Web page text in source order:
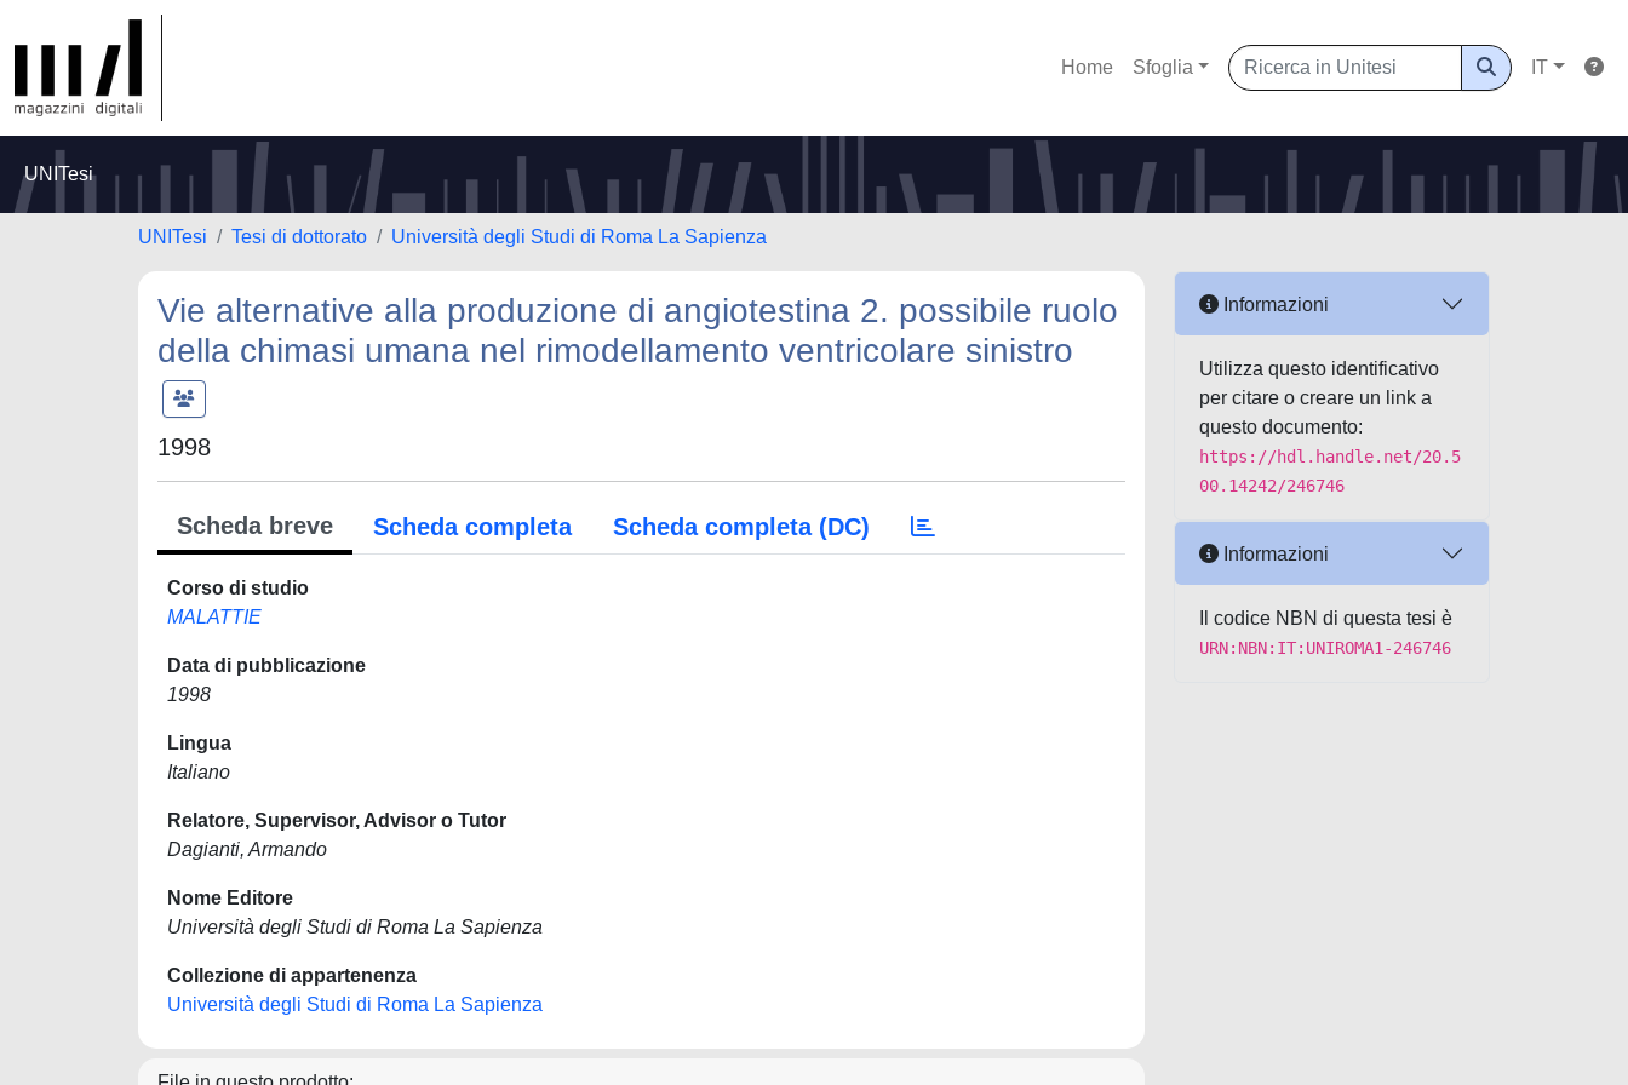
Home Sfoglia IT
UNITesi
UNITesi Tesi di dottorato Università degli Studi di Roma La Sapienza
Vie alternative alla produzione di angiotestina 2. possibile ruolo
della chimasi umana nel rimodellamento ventricolare sinistro
1998
Scheda breve Scheda completa Scheda completa (DC)
Corso di studio
MALATTIE
Data di pubblicazione
1998
Lingua
Italiano
Relatore, Supervisor, Advisor o Tutor
Dagianti, Armando
Nome Editore
Università degli Studi di Roma La Sapienza
Collezione di appartenenza
Università degli Studi di Roma La Sapienza
Informazioni
Utilizza questo identificativo
per citare o creare un link a
questo documento:
https://hdl.handle.net/20.5
00.14242/246746
Informazioni
Il codice NBN di questa tesi è
URN:NBN:IT:UNIROMA1-246746